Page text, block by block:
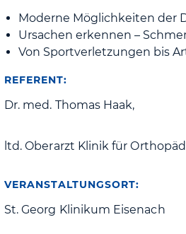
Moderne Möglichkeiten der
Ursachen erkennen –
Von Sportverletzungen bis
REFERENT:
Dr. med. Thomas Haak,
ltd. Oberarzt Klinik für
VERANSTALTUNGSORT:
St. Georg Klinikum Eisenach